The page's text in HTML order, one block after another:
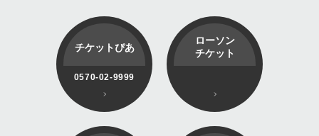
チケットぴあ
0570-02-9999
ローソン
チケット